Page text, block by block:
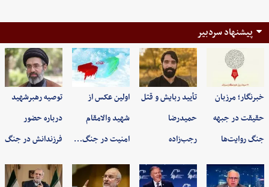
پیشنهاد سردبیر
خبرنگار؛ مرزبان
حقیقت در جبهه
جنگ روایت‌ها
تأیید ربایش و قتل
حمیدرضا
رجب‌زاده
اولین عکس از
شهید والامقام
امنیت در جنگ…
توصیه رهبرشهید
درباره حضور
فرزندانش در جنگ